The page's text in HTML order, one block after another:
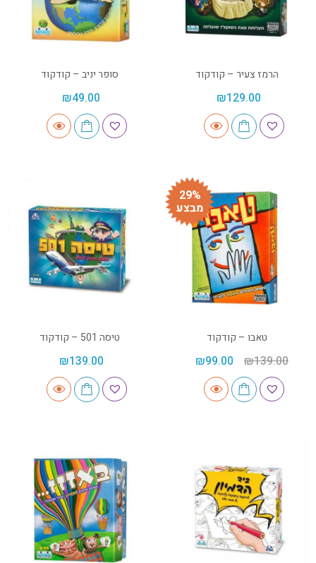
הרמז צעיר – קודקוד
₪129.00
סופר יניב – קודקוד
₪49.00
29%
מבצע
טאבו – קודקוד
₪139.00
₪99.00
טיסה 501 – קודקוד
₪139.00